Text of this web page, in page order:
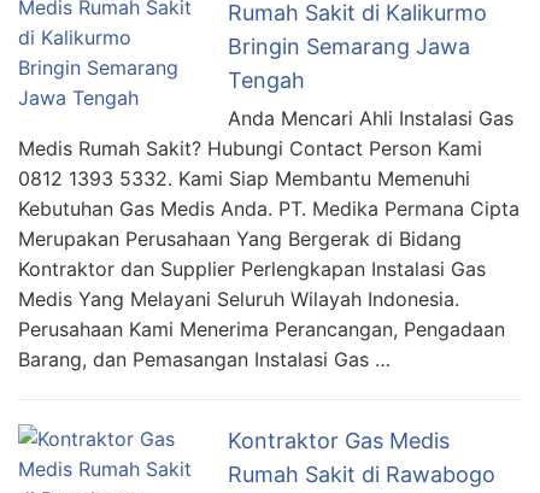
Rumah Sakit di Kalikurmo
Bringin Semarang Jawa
Tengah
Anda Mencari Ahli Instalasi Gas
Medis Rumah Sakit? Hubungi Contact Person Kami
0812 1393 5332. Kami Siap Membantu Memenuhi
Kebutuhan Gas Medis Anda. PT. Medika Permana Cipta
Merupakan Perusahaan Yang Bergerak di Bidang
Kontraktor dan Supplier Perlengkapan Instalasi Gas
Medis Yang Melayani Seluruh Wilayah Indonesia.
Perusahaan Kami Menerima Perancangan, Pengadaan
Barang, dan Pemasangan Instalasi Gas …
Kontraktor Gas Medis
Rumah Sakit di Rawabogo